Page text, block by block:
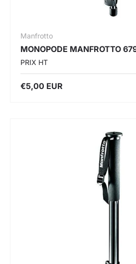
Manfrotto
MONOPODE MANFROTTO
PRIX HT
€5,00 EUR